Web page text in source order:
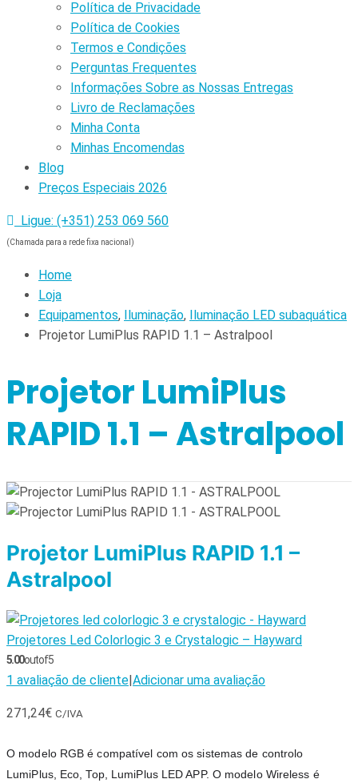
Política de Privacidade
Política de Cookies
Termos e Condições
Perguntas Frequentes
Informações Sobre as Nossas Entregas
Livro de Reclamações
Minha Conta
Minhas Encomendas
Blog
Preços Especiais 2026
Ligue: (+351) 253 069 560
(Chamada para a rede fixa nacional)
Home
Loja
Equipamentos, Iluminação, Iluminação LED subaquática
Projetor LumiPlus RAPID 1.1 – Astralpool
Projetor LumiPlus
RAPID 1.1 – Astralpool
Projetor LumiPlus RAPID 1.1 –
Astralpool
Projetores Led Colorlogic 3 e Crystalogic – Hayward
5.00out of 5
1 avaliação de cliente|Adicionar uma avaliação
271,24€ C/IVA
O modelo RGB é compatível com os sistemas de controlo
LumiPlus, Eco, Top, LumiPlus LED APP. O modelo Wireless é